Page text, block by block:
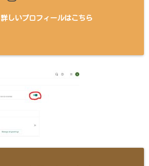
詳しいプロフィールはこちら